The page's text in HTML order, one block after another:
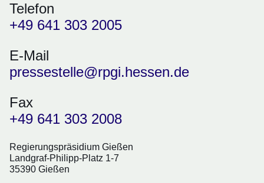
Telefon
+49 641 303 2005
E-Mail
pressestelle@rpgi.hessen.de
Fax
+49 641 303 2008
Regierungspräsidium Gießen
Landgraf-Philipp-Platz 1-7
35390 Gießen